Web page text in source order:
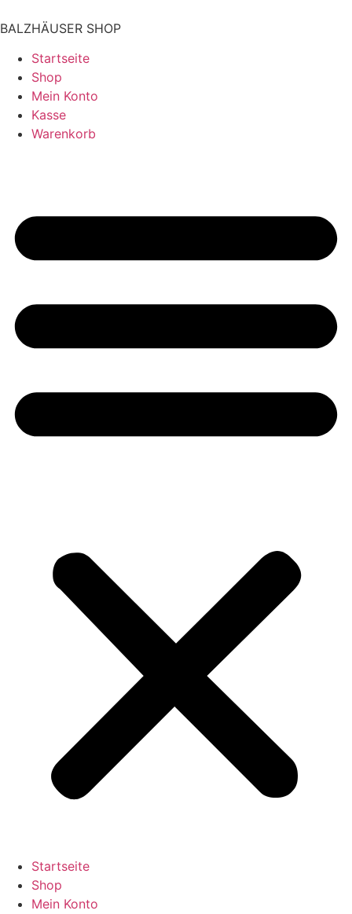
BALZHÄUSER SHOP
Startseite
Shop
Mein Konto
Kasse
Warenkorb
Startseite
Shop
Mein Konto